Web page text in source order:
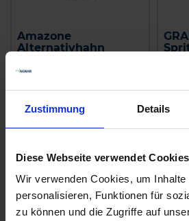
Zustimmung Details
Diese Webseite verwendet Cookies
Wir verwenden Cookies, um Inhalte
personalisieren, Funktionen für
zu können und die Zugriffe auf
Amazone
Alternativhahn
IN DEN
Anmelden für Ihren